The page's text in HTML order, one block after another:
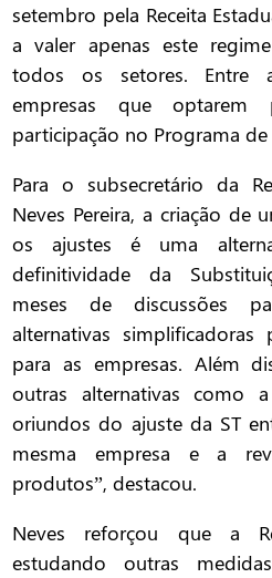
setembro pela Receita
a valer apenas este
todos os setores. Entre
empresas que optarem
participação no Programa de
Para o subsecretário da
Neves Pereira, a criação de
os ajustes é uma
definitividade da
meses de discussões
alternativas
para as empresas. Além
outras alternativas como
oriundos do ajuste da ST
mesma empresa e a
produtos”, destacou.
Neves reforçou que a
estudando outras